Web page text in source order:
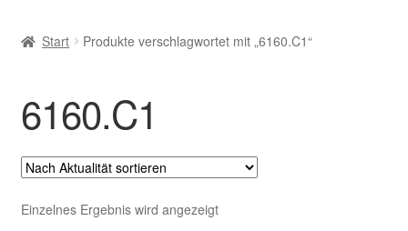
Datenschutz-Bestimmungen
Impressum
Kasse
Start Produkte verschlagwortet mit „6160.C1“
6160.C1
Einzelnes Ergebnis wird angezeigt